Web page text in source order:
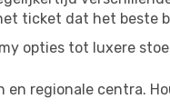
ticket dat het beste
opties tot luxere
regionale centra.